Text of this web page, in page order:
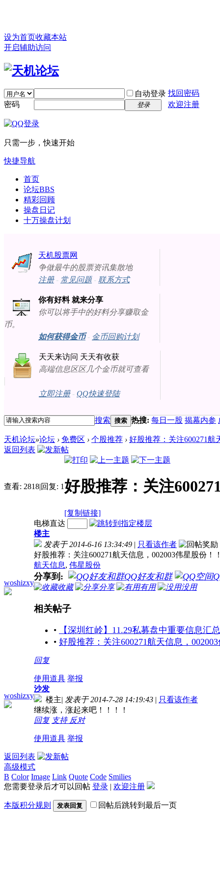
设为首页收藏本站
开启辅助访问
自动登录 找回密码
密码
登录 欢迎注册
只需一步，快速开始
快捷导航
首页
论坛BBS
精彩回顾
操盘日记
十万操盘计划
天机股票网
争做最牛的股票资讯集散地
注册- 常见问题- 联系方式
你有好料 就来分享
你可以将手中的好料分享赚取金
币。
如何获得金币- 金币回购计划
天天来访问 天天有收获
高端信息区区几个金币就可查看
立即注册- QQ快速登陆
搜索 搜索 热搜: 每日一股 揭幕内参
天机论坛»论坛 › 免费区 › 个股推荐 › 好股推荐：关注600271航
返回列表
查看: 2818|回复: 1 好股推荐：关注
[复制链接]
woshizxy
电梯直达
楼主
发表于 2014-6-16 13:34:49 | 只看该作者
好股推荐：关注600271航天信息，002003伟星股份！
航天信息, 伟星股份
分享到: QQ好友和群
收藏 分享 有用 没用
相关帖子
•
【深圳红岭】11.29私募盘中重要信息汇总
• 好股推荐：关注600271航天信息，
回复
使用道具 举报
woshizxy
沙发
楼主| 发表于 2014-7-28 14:19:43 | 只看该作者
继续涨，涨起来吧！！！！
回复 支持 反对
使用道具 举报
返回列表
高级模式
B Color Image Link Quote Code Smilies
您需要登录后才可以回帖 登录 | 欢迎注册
本版积分规则 发表回复 回帖后跳转到最后一页